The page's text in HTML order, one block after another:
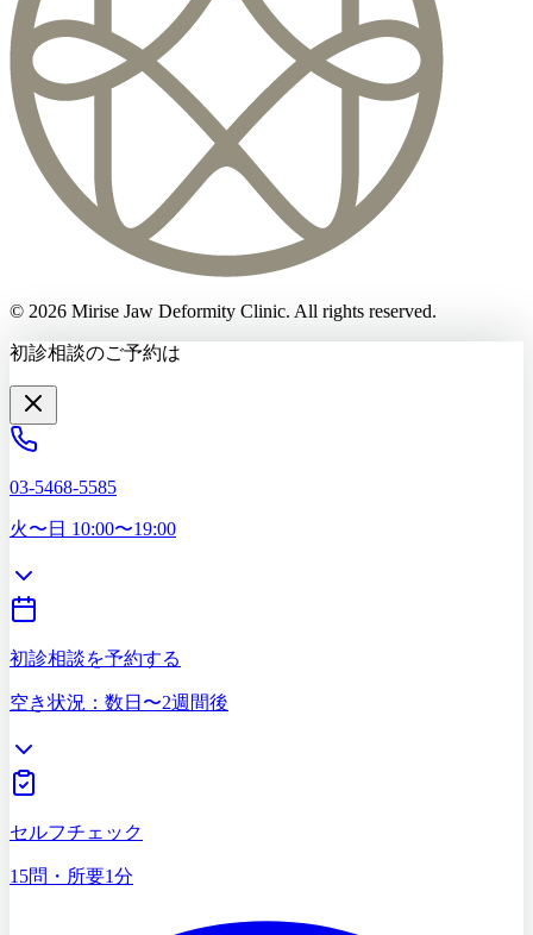
© 2026 Mirise Jaw Deformity Clinic. All rights reserved.
初診相談のご予約は
03-5468-5585
火〜日 10:00〜19:00
初診相談を予約する
空き状況：数日〜2週間後
セルフチェック
15問・所要1分